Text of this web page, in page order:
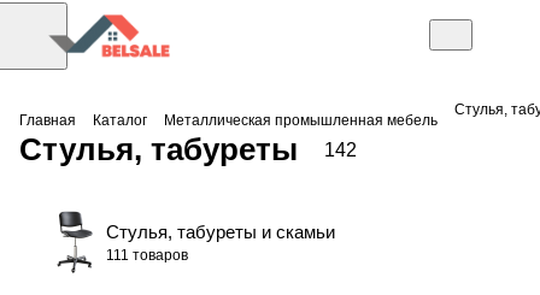
Главная Каталог Металлическая промышленная мебель
Стулья,
Стулья, табуреты 142
Стулья, табуреты и скамьи
111 товаров